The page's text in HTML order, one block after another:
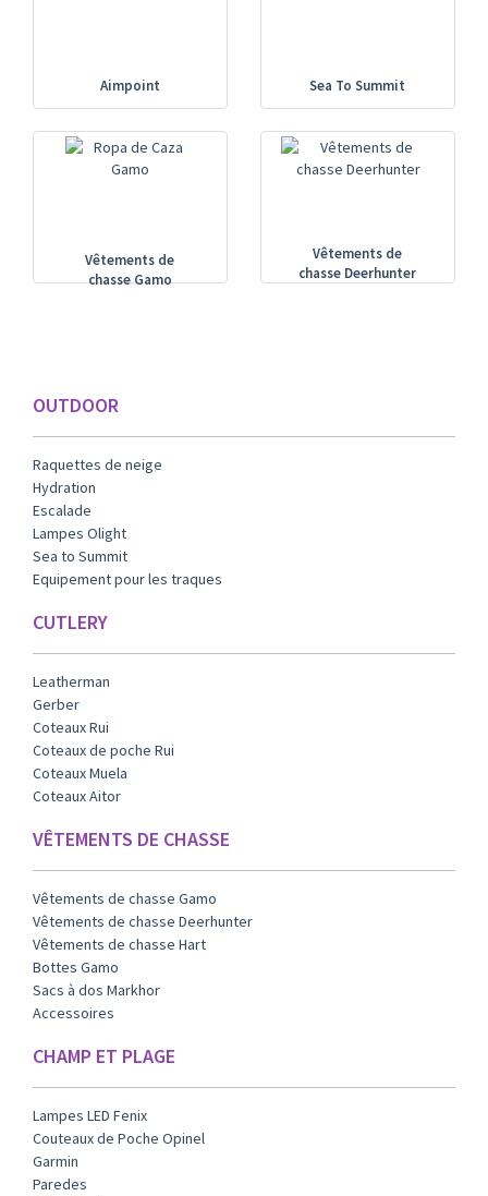
Aimpoint Sea To Summit
Vêtements de
chasse Gamo
Vêtements de
chasse Deerhunter
OUTDOOR
Raquettes de neige
Hydration
Escalade
Lampes Olight
Sea to Summit
Equipement pour les traques
CUTLERY
Leatherman
Gerber
Coteaux Rui
Coteaux de poche Rui
Coteaux Muela
Coteaux Aitor
VÊTEMENTS DE CHASSE
Vêtements de chasse Gamo
Vêtements de chasse Deerhunter
Vêtements de chasse Hart
Bottes Gamo
Sacs à dos Markhor
Accessoires
CHAMP ET PLAGE
Lampes LED Fenix
Couteaux de Poche Opinel
Garmin
Paredes